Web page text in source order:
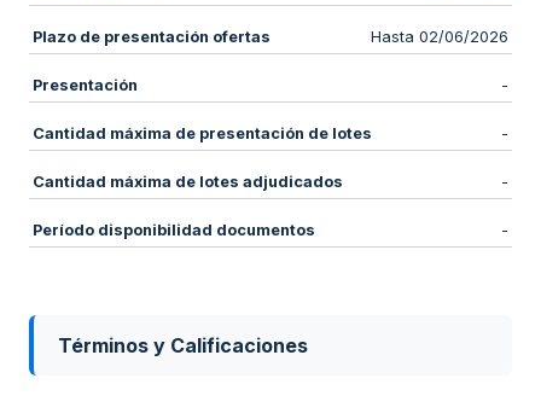
Plazo de presentación ofertas Hasta 02/06/2026
Presentación -
Cantidad máxima de presentación de lotes -
Cantidad máxima de lotes adjudicados -
Período disponibilidad documentos -
Términos y Calificaciones